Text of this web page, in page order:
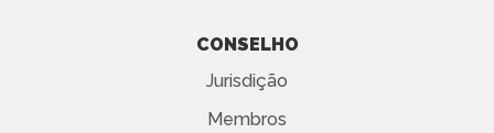
CONSELHO
Jurisdição
Membros